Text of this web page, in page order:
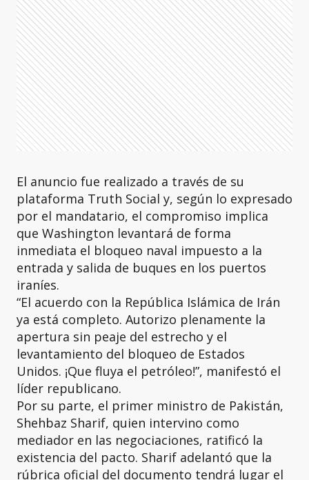
El anuncio fue realizado a través de su
plataforma Truth Social y, según lo expresado
por el mandatario, el compromiso implica
que Washington levantará de forma
inmediata el bloqueo naval impuesto a la
entrada y salida de buques en los puertos
iraníes.
“El acuerdo con la República Islámica de Irán
ya está completo. Autorizo plenamente la
apertura sin peaje del estrecho y el
levantamiento del bloqueo de Estados
Unidos. ¡Que fluya el petróleo!”, manifestó el
líder republicano.
Por su parte, el primer ministro de Pakistán,
Shehbaz Sharif, quien intervino como
mediador en las negociaciones, ratificó la
existencia del pacto. Sharif adelantó que la
rúbrica oficial del documento tendrá lugar el